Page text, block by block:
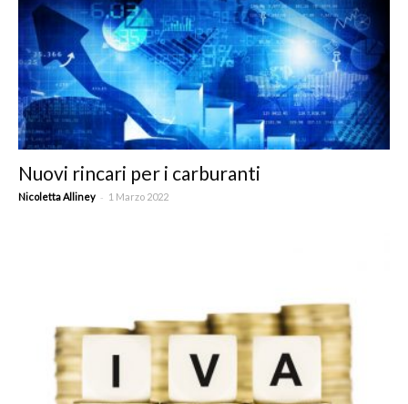
Nuovi rincari per i carburanti
Nicoletta Alliney - 1 Marzo 2022